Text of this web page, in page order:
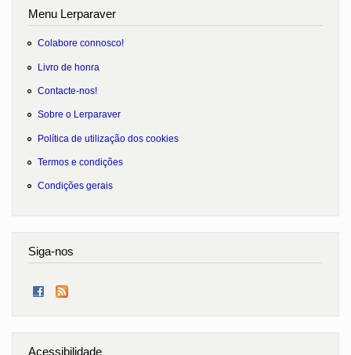
Menu Lerparaver
Colabore connosco!
Livro de honra
Contacte-nos!
Sobre o Lerparaver
Política de utilização dos cookies
Termos e condições
Condições gerais
Siga-nos
Acessibilidade